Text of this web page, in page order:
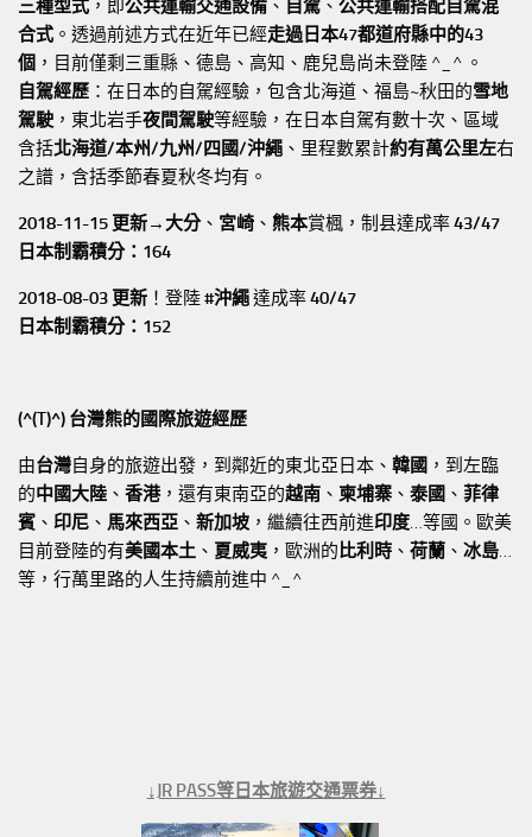
三種型式 ，即公共運輸交通設備 、 自駕 、 公共運輸搭配自駕混
合式 。透過前述方式在近年已經走過日本47都道府縣中的43
個 ，目前僅剩三重縣、德島、高知、鹿兒島尚未登陸 ^_^ 。
自駕經歷 ：在日本的自駕經驗，包含北海道、福島~秋田的雪地
駕駛 ，東北岩手夜間駕駛等經驗，在日本自駕有數十次、區域
含括北海道/本州/九州/四國/沖繩 、里程數累計約有萬公里左右
之譜，含括季節春夏秋冬均有。
2018-11-15 更新→ 大分、 宮崎 、 熊本賞楓，制县達成率43/47
日本制霸積分：164
2018-08-03 更新 ！登陸#沖繩達成率40/47
日本制霸積分：152
(^(T)^) 台灣熊的國際旅遊經歷
由台灣自身的旅遊出發，到鄰近的東北亞日本、 韓國 ，到左臨
的中國大陸 、 香港，還有東南亞的越南 、 柬埔寨 、 泰國 、 菲律
賓 、 印尼 、 馬來西亞 、 新加坡 ，繼續往西前進印度…等國。歐美
目前登陸的有美國本土 、 夏威夷 ，歐洲的比利時 、 荷蘭 、 冰島…
等，行萬里路的人生持續前進中 ^_^
↓JR PASS等日本旅遊交通票券↓